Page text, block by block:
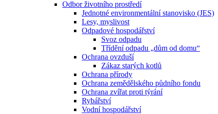
Odbor životního prostředí
Jednotné environmentální stanovisko (JES)
Lesy, myslivost
Odpadové hospodářství
Svoz odpadu
Třídění odpadu „dům od domu“
Ochrana ovzduší
Zákaz starých kotlů
Ochrana přírody
Ochrana zemědělského půdního fondu
Ochrana zvířat proti týrání
Rybářství
Vodní hospodářství